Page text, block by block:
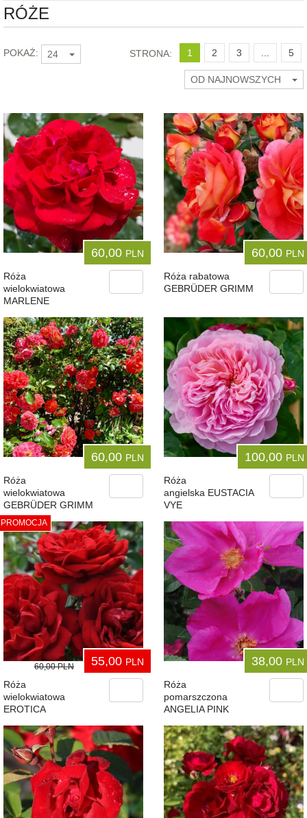
PAŹDZIERNIK
LISTOPAD
GRUDZIEŃ
Od
RÓŻE
POKAŻ: 24 STRONA: 1 2 3 ... 5
OD NAJNOWSZYCH
60,00 PLN
Róża
wielokwiatowa
MARLENE
60,00 PLN
Róża rabatowa
GEBRÜDER GRIMM
60,00 PLN
Róża
wielokwiatowa
GEBRÜDER GRIMM
100,00 PLN
Róża
angielska EUSTACIA
VYE
PROMOCJA
55,00 PLN
60,00PLN
Róża
wielokwiatowa
EROTICA
38,00 PLN
Róża
pomarszczona
ANGELIA PINK